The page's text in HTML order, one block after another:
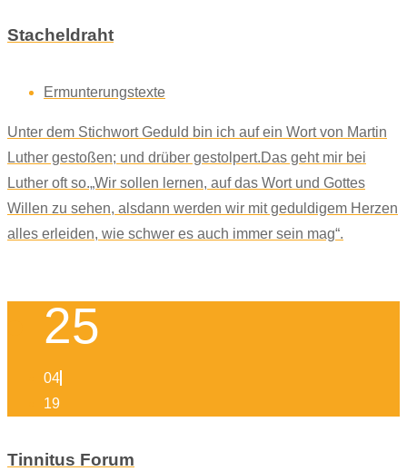
Stacheldraht
Ermunterungstexte
Unter dem Stichwort Geduld bin ich auf ein Wort von Martin
Luther gestoßen; und drüber gestolpert.Das geht mir bei
Luther oft so.„Wir sollen lernen, auf das Wort und Gottes
Willen zu sehen, alsdann werden wir mit geduldigem Herzen
alles erleiden, wie schwer es auch immer sein mag“.
25
04
19
Tinnitus Forum